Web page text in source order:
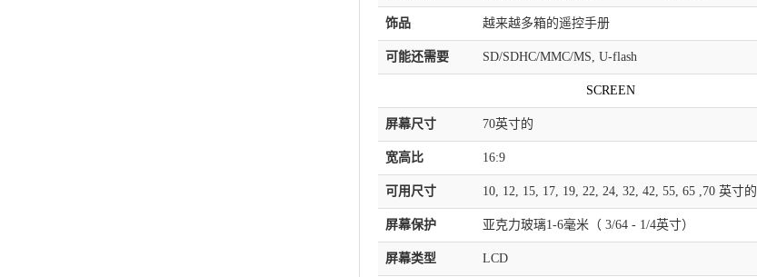
饰品 越来越多箱的遥控手册
可能还需要 SD/SDHC/MMC/MS, U-flash
SCREEN
屏幕尺寸 70英寸的
宽高比 16:9
可用尺寸 10, 12, 15, 17, 19, 22, 24, 32, 42, 55, 65 ,70 英寸的
屏幕保护 亚克力玻璃1-6毫米（ 3/64 - 1/4英寸）
屏幕类型 LCD